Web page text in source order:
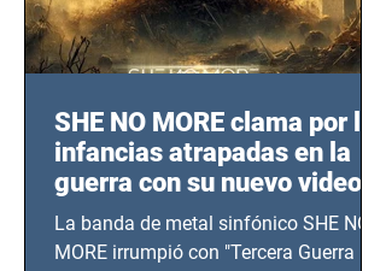
SHE NO MORE clama por las
infancias atrapadas en la
guerra con su nuevo video
TERCERA GUERRA
MUNDIAL
La banda de metal sinfónico SHE NO
MORE irrumpió con "Tercera Guerra